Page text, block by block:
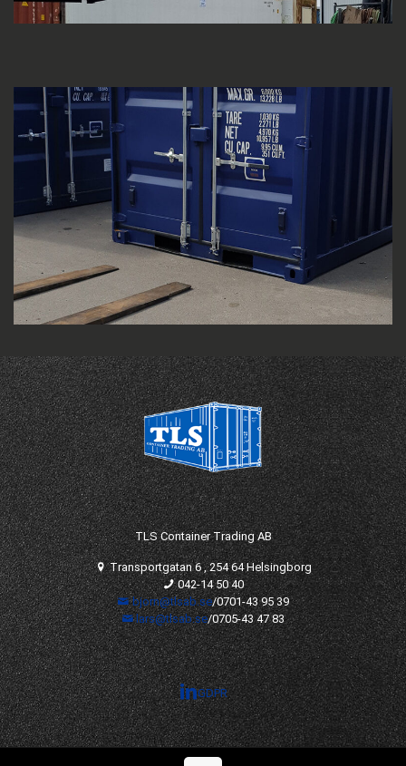
TLS Container Trading AB
Transportgatan 6 , 254 64 Helsingborg
042-14 50 40
bjorn@tlsab.se/0701-43 95 39
lars@tlsab.se/0705-43 47 83
GDPR